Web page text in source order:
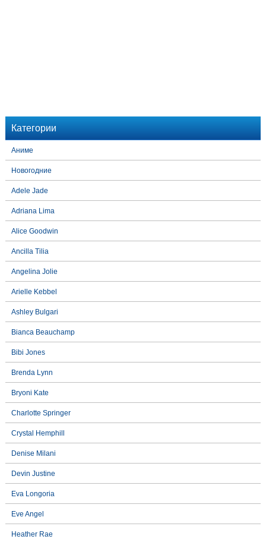
Категории
Аниме
Новогодние
Adele Jade
Adriana Lima
Alice Goodwin
Ancilla Tilia
Angelina Jolie
Arielle Kebbel
Ashley Bulgari
Bianca Beauchamp
Bibi Jones
Brenda Lynn
Bryoni Kate
Charlotte Springer
Crystal Hemphill
Denise Milani
Devin Justine
Eva Longoria
Eve Angel
Heather Rae